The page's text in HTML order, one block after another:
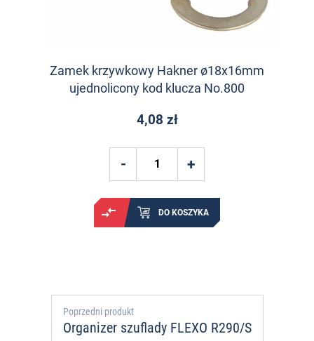
Zamek krzywkowy Hakner ø18x16mm
ujednolicony kod klucza No.800
4,08 zł
DO KOSZYKA
Poprzedni produkt
Organizer szuflady FLEXO R290/S